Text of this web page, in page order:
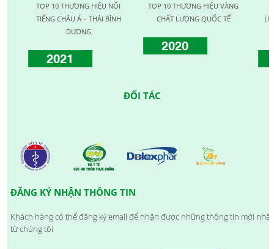
TOP 10 THƯƠNG HIỆU NỔI
TIẾNG CHÂU Á – THÁI BÌNH
DƯƠNG
2021
TOP 10 THƯƠNG HIỆU VÀNG
CHẤT LƯỢNG QUỐC TẾ
2020
ĐỐI TÁC
ĐĂNG KÝ NHẬN THÔNG TIN
Khách hàng có thể đăng ký email để nhận được những thông tin mới nhất
từ chúng tôi